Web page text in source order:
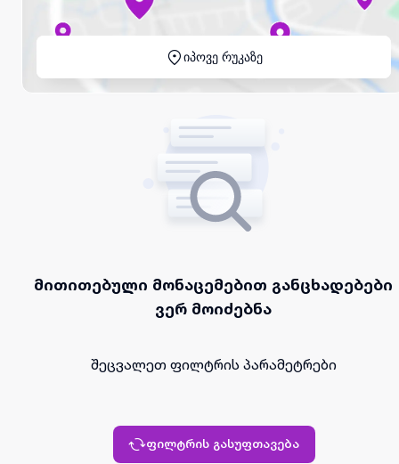
იპოვე რუკაზე
მითითებული მონაცემებით განცხადებები
ვერ მოიძებნა
შეცვალეთ ფილტრის პარამეტრები
ფილტრის გასუფთავება